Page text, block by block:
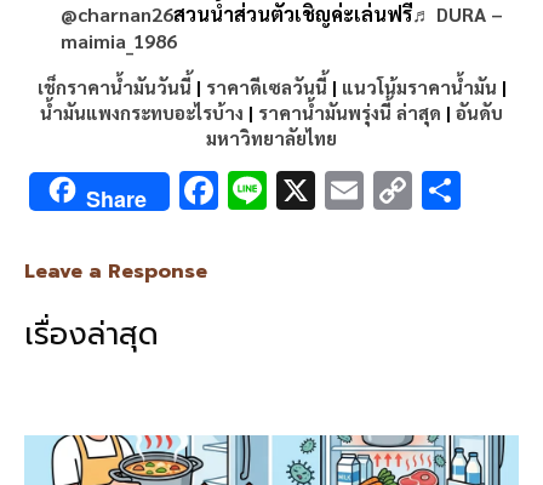
@charnan26สวนน้ำส่วนตัวเชิญค่ะเล่นฟรี♬ DURA –
maimia_1986
เช็กราคาน้ำมันวันนี้ | ราคาดีเซลวันนี้ | แนวโน้มราคาน้ำมัน |
น้ำมันแพงกระทบอะไรบ้าง | ราคาน้ำมันพรุ่งนี้ ล่าสุด | อันดับ
มหาวิทยาลัยไทย
Share F
k
Li X E C
Leave a Response
เรื่องล่าสุด